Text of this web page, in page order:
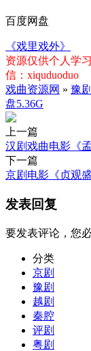
百度网盘
《戏里戏外》
资源仅供个人学
信：xiquduoduo
戏曲资源网 » 豫
盘5.36G
上一篇
汉剧戏曲电影《
下一篇
京剧电影《贞观
发表回复
要发表评论，您
分类
京剧
豫剧
越剧
秦腔
评剧
粤剧